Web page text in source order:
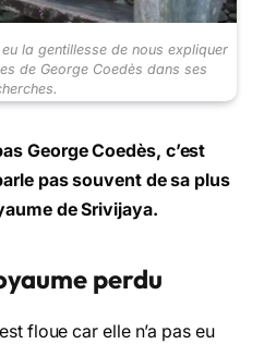
la gentillesse de nous expliquer
de George Coedès dans ses
George Coedès, c’est
pas souvent de sa plus
de Srivijaya.
perdu
floue car elle n’a pas eu